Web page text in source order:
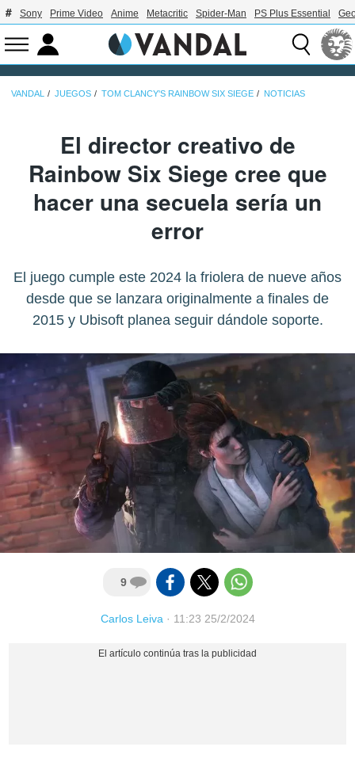
Sony Prime Video Anime Metacritic Spider-Man PS Plus Essential
VANDAL JUEGOS TOM CLANCY'S RAINBOW SIX SIEGE NOTICIAS
El director creativo de
Rainbow Six Siege cree que
hacer una secuela sería un
error
El juego cumple este 2024 la friolera de nueve años
desde que se lanzara originalmente a finales de
2015 y Ubisoft planea seguir dándole soporte.
9
Carlos Leiva· 11:23 25/2/2024